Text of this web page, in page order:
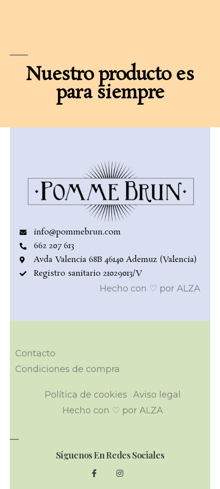
Nuestro producto es
para siempre
info@pommebrun.com
662 207 613
Avda Valencia 68B 46140 Ademuz (Valencia)
Registro sanitario 21029013/V
Hecho con ♡ por ALZA
Contacto
Condiciones de compra
Política de cookies Aviso legal
Hecho con ♡ por ALZA
Síguenos En Redes Sociales